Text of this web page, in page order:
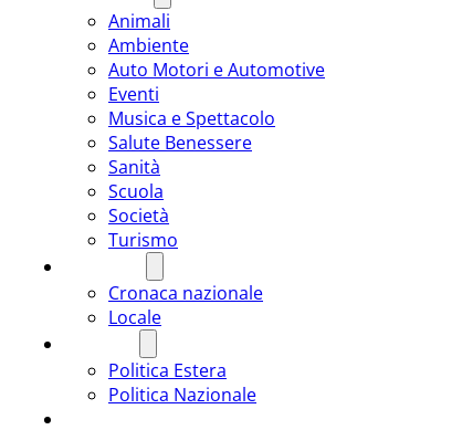
Animali
Ambiente
Auto Motori e Automotive
Eventi
Musica e Spettacolo
Salute Benessere
Sanità
Scuola
Società
Turismo
Cronaca nazionale
Locale
Politica Estera
Politica Nazionale